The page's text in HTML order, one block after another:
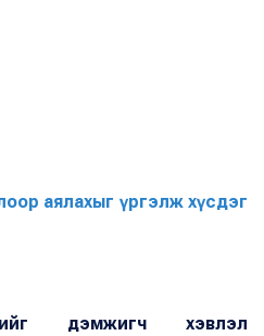
аялахыг үргэлж хүсдэг
дэмжигч хэвлэл